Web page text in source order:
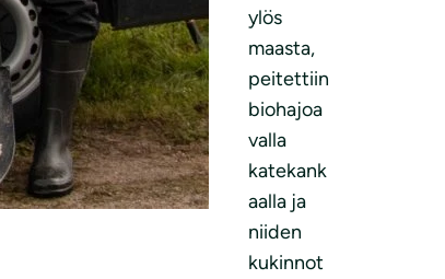
ylös
maasta,
peitettiin
biohajoa
valla
katekank
aalla ja
niiden
kukinnot